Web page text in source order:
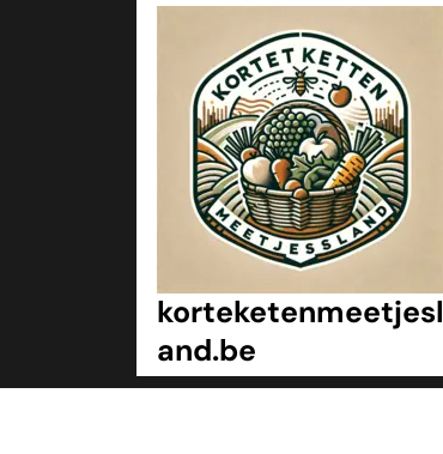
korteketenmeetjesl
and.be